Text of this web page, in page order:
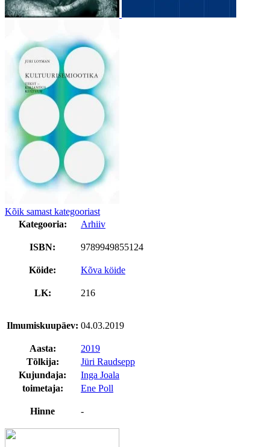
Kõik samast kategooriast
Kategooria:
Arhiiv
ISBN: 9789949855124
Köide: Kõva köide
LK: 216
Ilmumiskuupäev: 04.03.2019
Aasta:
2019
Tõlkija:
Jüri Raudsepp
Kujundaja:
Inga Joala
toimetaja:
Ene Poll
Hinne -